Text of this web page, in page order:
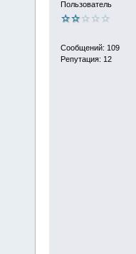
Пользователь
Сообщений: 109
Репутация: 12